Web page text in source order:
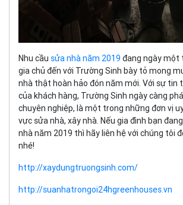
Nhu cầu sửa nhà năm 2019 đang ngày một
gia chủ đến với Trường Sinh bày tỏ mong
nhà thật hoàn hảo đón năm mới. Với sự tin
của khách hàng, Trường Sinh ngày càng
chuyên nghiệp, là một trong những đơn vị
vực sửa nhà, xây nhà. Nếu gia đình bạn
nhà năm 2019 thì hãy liên hệ với chúng tôi
nhé!
http://xaydungtruongsinh.com/
http://suanhatrongoi24hgreenhouses.vn